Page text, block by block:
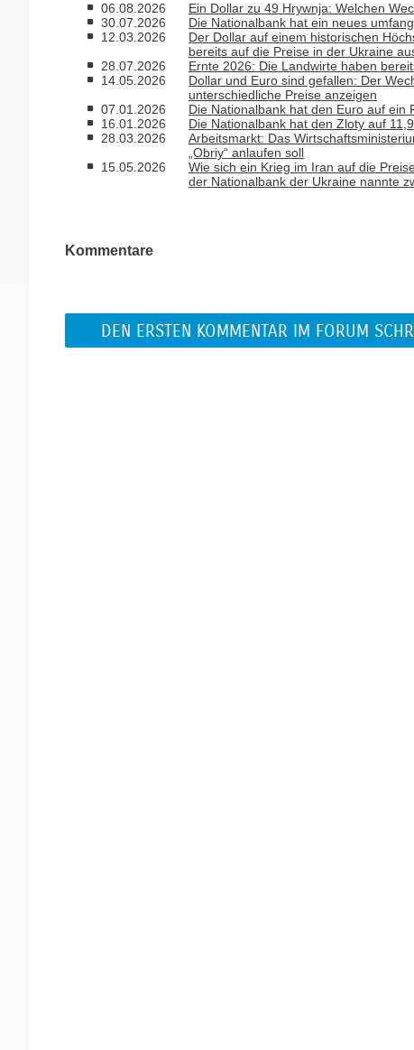
06.08.2026
Ein Dollar zu 49 Hrywnja: Welchen
30.07.2026
Die Nationalbank hat ein neues
12.03.2026
Der Dollar auf einem historischen
bereits auf die Preise in der Ukraine
28.07.2026
Ernte 2026: Die Landwirte haben
14.05.2026
Dollar und Euro sind gefallen: Der
unterschiedliche Preise anzeigen
07.01.2026
Die Nationalbank hat den Euro auf ein
16.01.2026
Die Nationalbank hat den Zloty auf
28.03.2026
Arbeitsmarkt: Das
„Obriy“ anlaufen soll
15.05.2026
Wie sich ein Krieg im Iran auf die
der Nationalbank der Ukraine nannte
Kommentare
DEN ERSTEN KOMMENTAR IM FORUM